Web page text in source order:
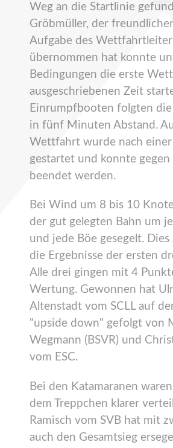
Weg an die Startlinie
Gröbmüller, der
Aufgabe des
übernommen hat konnte
Bedingungen die erste
ausgeschriebenen Zeit
Einrumpfbooten folgten die
in fünf Minuten Abstand.
Wettfahrt wurde nach einer
gestartet und konnte
beendet werden.
Bei Wind um 8 bis 10
der gut gelegten Bahn um
und jede Böe gesegelt. Dies
die Ergebnisse der ersten
Alle drei gingen mit 4
Wertung. Gewonnen hat
Altenstadt vom SCLL auf
"upside down" gefolgt von
Wegmann (BSVR) und
vom ESC.
Bei den Katamaranen
dem Treppchen klarer
Ramisch vom SVB hat mit
auch den Gesamtsieg